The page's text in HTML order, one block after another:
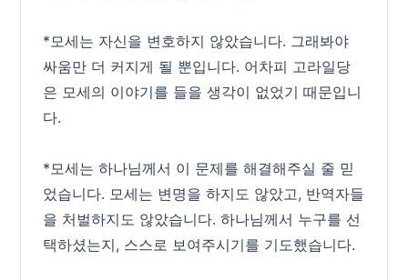
*모세는 자신을 변호하지 않았습니다. 그래봐야
싸움만 더 커지게 될 뿐입니다. 어차피 고라일당
은 모세의 이야기를 들을 생각이 없었기 때문입니
다.
*모세는 하나님께서 이 문제를 해결해주실 줄 믿
었습니다. 모세는 변명을 하지도 않았고, 반역자들
을 처벌하지도 않았습니다. 하나님께서 누구를 선
택하셨는지, 스스로 보여주시기를 기도했습니다.